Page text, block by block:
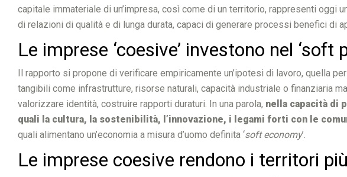
capitale immateriale di un’impresa, così come di un territorio, rappresenti oggi
di relazioni di qualità e di lunga durata, capaci di generare processi benefici di
Le imprese ‘coesive’ investono nel ‘soft
Il rapporto si propone di verificare empiricamente un’ipotesi di lavoro, quella
tangibili come infrastrutture, risorse naturali, capacità industriale o finanziaria
valorizzare identità, costruire rapporti duraturi. In una parola, nella capacità di
quali la cultura, la sostenibilità, l’innovazione, i legami forti con le
quali alimentano un’economia a misura d’uomo definita ‘soft economy’.
Le imprese coesive rendono i territori